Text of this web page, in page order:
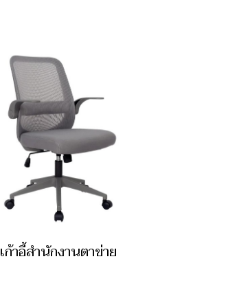
เก้าอี้สำนักงานตาข่าย